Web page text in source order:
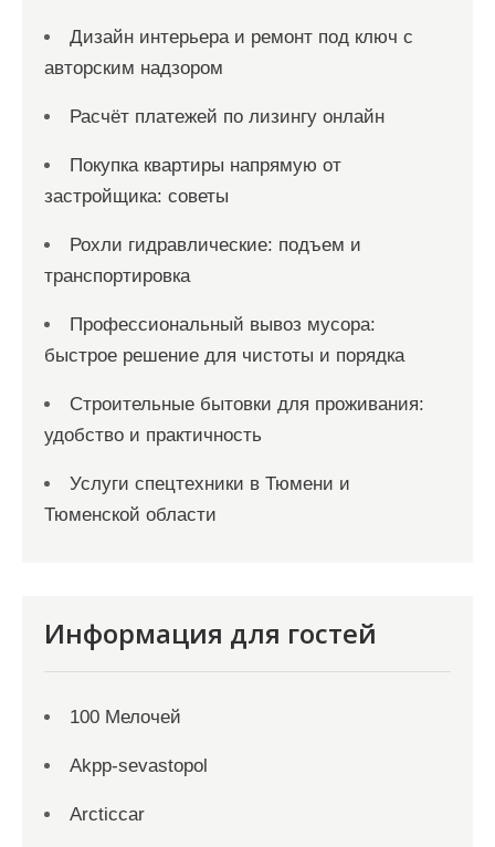
Дизайн интерьера и ремонт под ключ с
авторским надзором
Расчёт платежей по лизингу онлайн
Покупка квартиры напрямую от
застройщика: советы
Рохли гидравлические: подъем и
транспортировка
Профессиональный вывоз мусора:
быстрое решение для чистоты и порядка
Строительные бытовки для проживания:
удобство и практичность
Услуги спецтехники в Тюмени и
Тюменской области
Информация для гостей
100 Мелочей
Akpp-sevastopol
Arcticcar